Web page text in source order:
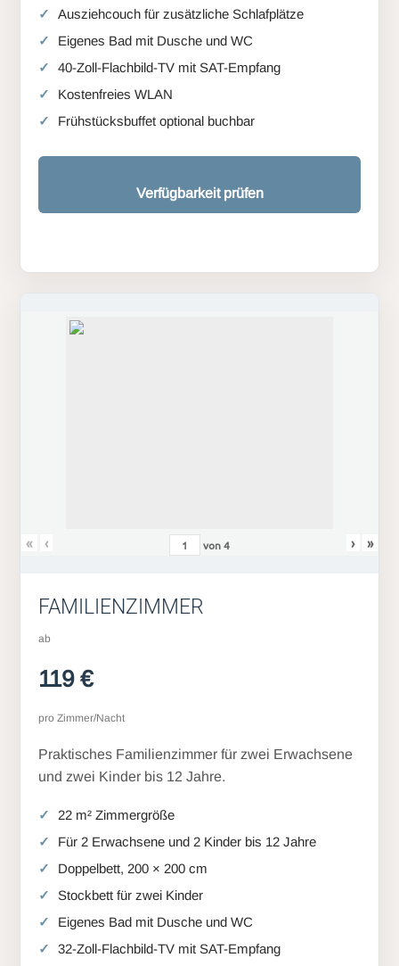
Ausziehcouch für zusätzliche Schlafplätze
Eigenes Bad mit Dusche und WC
40-Zoll-Flachbild-TV mit SAT-Empfang
Kostenfreies WLAN
Frühstücksbuffet optional buchbar
Verfügbarkeit prüfen
« ‹ von4 › »
FAMILIENZIMMER
ab
119 €
pro Zimmer/Nacht
Praktisches Familienzimmer für zwei Erwachsene
und zwei Kinder bis 12 Jahre.
22 m² Zimmergröße
Für 2 Erwachsene und 2 Kinder bis 12 Jahre
Doppelbett, 200 × 200 cm
Stockbett für zwei Kinder
Eigenes Bad mit Dusche und WC
32-Zoll-Flachbild-TV mit SAT-Empfang